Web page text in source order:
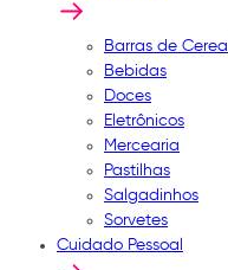
Barras de Cereal
Bebidas
Doces
Eletrônicos
Mercearia
Pastilhas
Salgadinhos
Sorvetes
Cuidado Pessoal